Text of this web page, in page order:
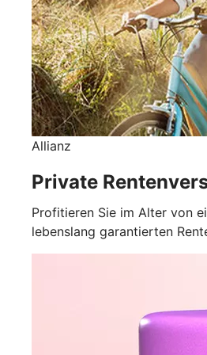
Allianz
Private
Profitieren Sie im Alter von
lebenslang garantierten